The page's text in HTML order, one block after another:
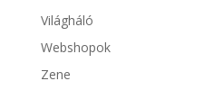
Világháló
Webshopok
Zene